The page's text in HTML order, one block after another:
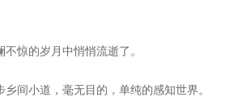
惊的岁月中悄悄流逝了。
间小道，毫无目的，单纯的感知世界。